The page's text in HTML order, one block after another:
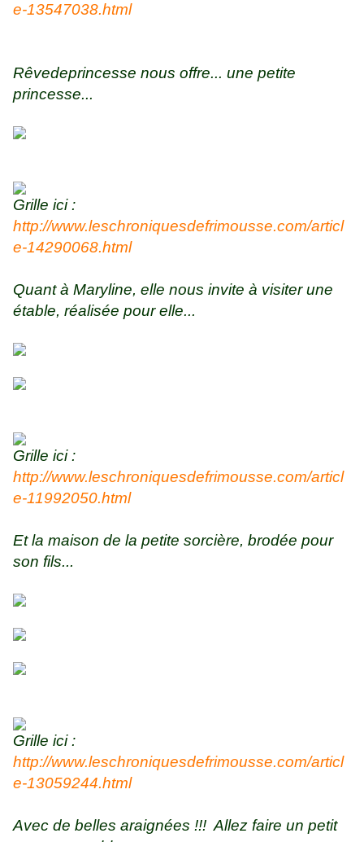
e-13547038.html
Rêvedeprincesse nous offre... une petite
princesse...
Grille ici :
http://www.leschroniquesdefrimousse.com/articl
e-14290068.html
Quant à Maryline, elle nous invite à visiter une
étable, réalisée pour elle...
Grille ici :
http://www.leschroniquesdefrimousse.com/articl
e-11992050.html
Et la maison de la petite sorcière, brodée pour
son fils...
Grille ici :
http://www.leschroniquesdefrimousse.com/articl
e-13059244.html
Avec de belles araignées !!! Allez faire un petit